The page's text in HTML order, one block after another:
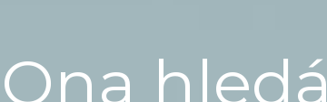
Ona hledá